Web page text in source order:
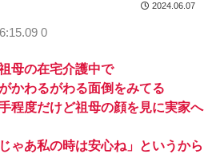
2024.06.07
0
母の在宅介護中で
かわるがわる面倒をみてる
程度だけど祖母の顔を見に実家へ
ゃあ私の時は安心ね」というから